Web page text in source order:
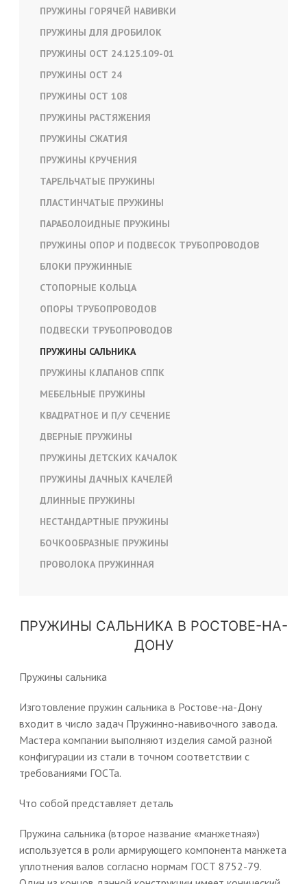
ПРУЖИНЫ ГОРЯЧЕЙ НАВИВКИ
ПРУЖИНЫ ДЛЯ ДРОБИЛОК
ПРУЖИНЫ ОСТ 24.125.109-01
ПРУЖИНЫ ОСТ 24
ПРУЖИНЫ ОСТ 108
ПРУЖИНЫ РАСТЯЖЕНИЯ
ПРУЖИНЫ СЖАТИЯ
ПРУЖИНЫ КРУЧЕНИЯ
ТАРЕЛЬЧАТЫЕ ПРУЖИНЫ
ПЛАСТИНЧАТЫЕ ПРУЖИНЫ
ПАРАБОЛОИДНЫЕ ПРУЖИНЫ
ПРУЖИНЫ ОПОР И ПОДВЕСОК ТРУБОПРОВОДОВ
БЛОКИ ПРУЖИННЫЕ
СТОПОРНЫЕ КОЛЬЦА
ОПОРЫ ТРУБОПРОВОДОВ
ПОДВЕСКИ ТРУБОПРОВОДОВ
ПРУЖИНЫ САЛЬНИКА
ПРУЖИНЫ КЛАПАНОВ СППК
МЕБЕЛЬНЫЕ ПРУЖИНЫ
КВАДРАТНОЕ И П/У СЕЧЕНИЕ
ДВЕРНЫЕ ПРУЖИНЫ
ПРУЖИНЫ ДЕТСКИХ КАЧАЛОК
ПРУЖИНЫ ДАЧНЫХ КАЧЕЛЕЙ
ДЛИННЫЕ ПРУЖИНЫ
НЕСТАНДАРТНЫЕ ПРУЖИНЫ
БОЧКООБРАЗНЫЕ ПРУЖИНЫ
ПРОВОЛОКА ПРУЖИННАЯ
ПРУЖИНЫ САЛЬНИКА В РОСТОВЕ-НА-
ДОНУ
Пружины сальника
Изготовление пружин сальника в Ростове-на-Дону
входит в число задач Пружинно-навивочного завода.
Мастера компании выполняют изделия самой разной
конфигурации из стали в точном соответствии с
требованиями ГОСТа.
Что собой представляет деталь
Пружина сальника (второе название «манжетная»)
используется в роли армирующего компонента манжета
уплотнения валов согласно нормам ГОСТ 8752-79.